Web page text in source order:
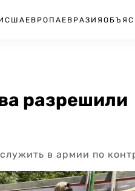
США ЕВРОПА ЕВРАЗИЯ
разрешили
в армии по